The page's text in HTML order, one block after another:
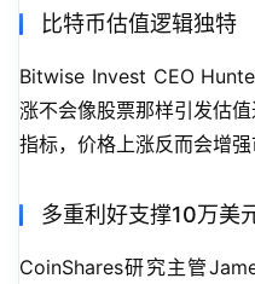
比特币估值逻辑独特
Bitwise Invest CEO
涨不会像股票那样引发估
指标，价格上涨反而会增强
多重利好支撑10万美
CoinShares研究主管